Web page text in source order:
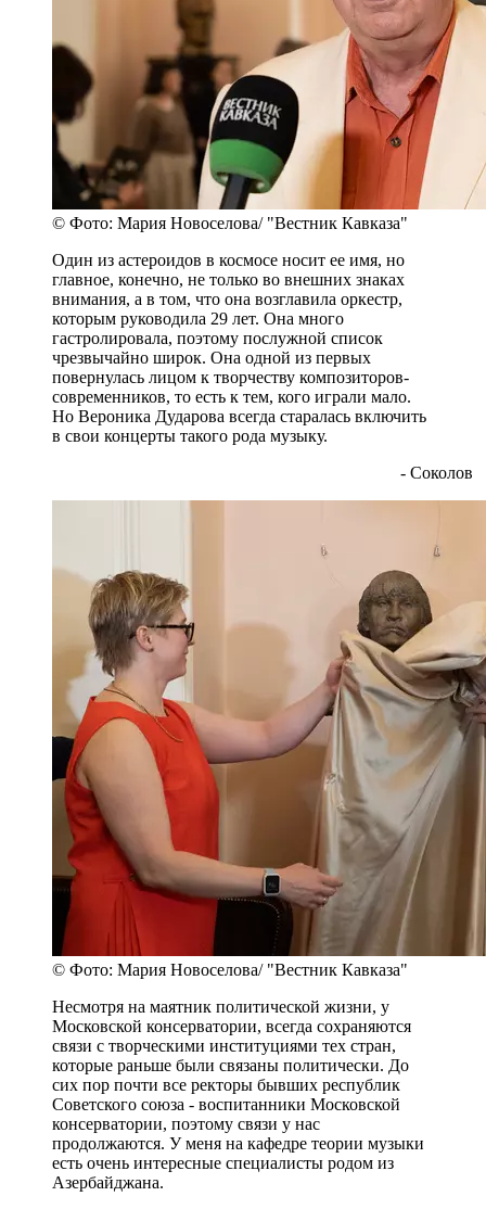
© Фото: Мария Новоселова/ "Вестник Кавказа"
Один из астероидов в космосе носит ее имя, но
главное, конечно, не только во внешних знаках
внимания, а в том, что она возглавила оркестр,
которым руководила 29 лет. Она много
гастролировала, поэтому послужной список
чрезвычайно широк. Она одной из первых
повернулась лицом к творчеству композиторов-
современников, то есть к тем, кого играли мало.
Но Вероника Дударова всегда старалась включить
в свои концерты такого рода музыку.
- Соколов
© Фото: Мария Новоселова/ "Вестник Кавказа"
Несмотря на маятник политической жизни, у
Московской консерватории, всегда сохраняются
связи с творческими институциями тех стран,
которые раньше были связаны политически. До
сих пор почти все ректоры бывших республик
Советского союза - воспитанники Московской
консерватории, поэтому связи у нас
продолжаются. У меня на кафедре теории музыки
есть очень интересные специалисты родом из
Азербайджана.